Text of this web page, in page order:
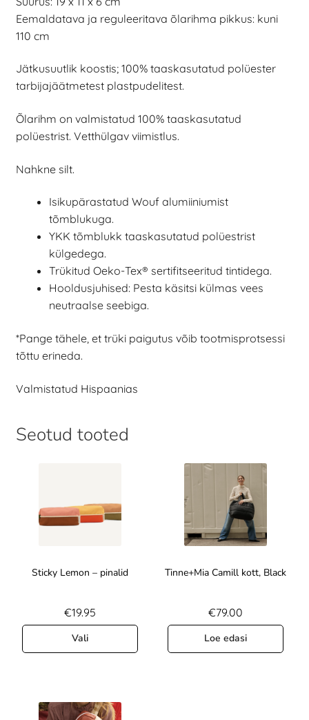
Eemaldatava ja reguleeritava õlarihma pikkus: kuni
110 cm
Jätkusuutlik koostis; 100% taaskasutatud polüester
tarbijajäätmetest plastpudelitest.
Õlarihm on valmistatud 100% taaskasutatud
polüestrist. Vetthülgav viimistlus.
Nahkne silt.
Isikupärastatud Wouf alumiiniumist
tõmblukuga.
YKK tõmblukk taaskasutatud polüestrist
külgedega.
Trükitud Oeko-Tex® sertifitseeritud tintidega.
Hooldusjuhised: Pesta käsitsi külmas vees
neutraalse seebiga.
*Pange tähele, et trüki paigutus võib tootmisprotsessi
tõttu erineda.
Valmistatud Hispaanias
Seotud tooted
Sticky Lemon – pinalid
€19.95
Vali
Tinne+Mia Camill kott, Black
€79.00
Loe edasi